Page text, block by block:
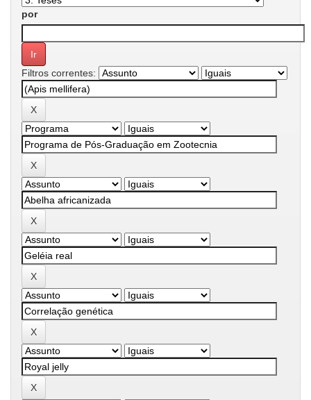
por
Filtros correntes: